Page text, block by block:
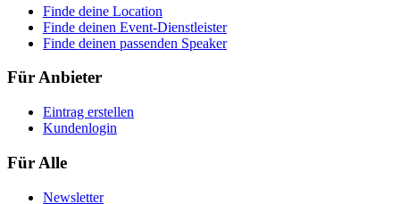
Finde deine Location
Finde deinen Event-Dienstleister
Finde deinen passenden Speaker
Für Anbieter
Eintrag erstellen
Kundenlogin
Für Alle
Newsletter